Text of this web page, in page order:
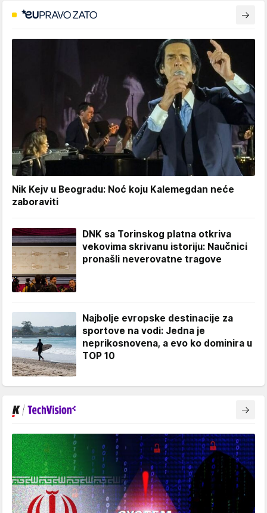
Nik Kejv u Beogradu: Noć koju Kalemegdan neće
zaboraviti
DNK sa Torinskog platna otkriva
vekovima skrivanu istoriju: Naučnici
pronašli neverovatne tragove
Najbolje evropske destinacije za
sportove na vodi: Jedna je
neprikosnovena, a evo ko dominira u
TOP 10